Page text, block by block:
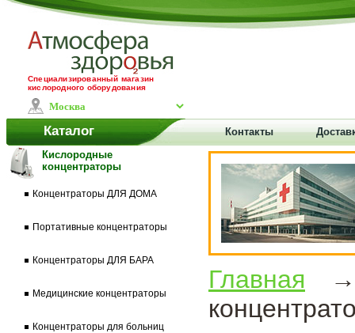
Специализированный магазин
кислородного оборудования
Каталог Контакты
Кислородные
концентраторы
Концентраторы ДЛЯ ДОМА
Портативные концентраторы
Концентраторы ДЛЯ БАРА
Медицинские концентраторы
Концентраторы для больниц
Главная